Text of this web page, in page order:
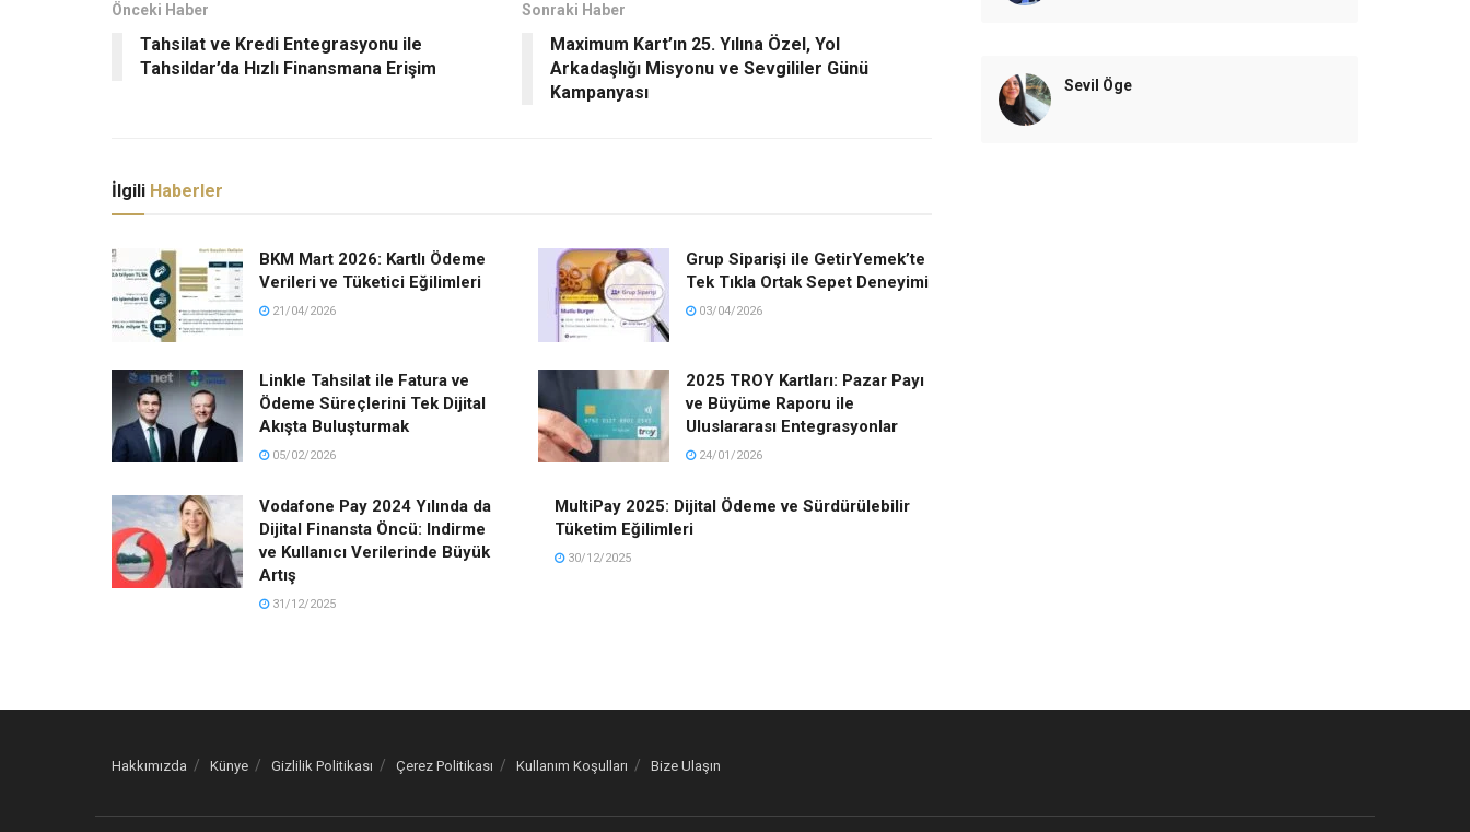
Önceki Haber
Tahsilat ve Kredi Entegrasyonu ile
Tahsildar’da Hızlı Finansmana Erişim
Sonraki Haber
Maximum Kart’ın 25. Yılına Özel, Yol
Arkadaşlığı Misyonu ve Sevgililer Günü
Kampanyası
İlgili Haberler
BKM Mart 2026: Kartlı Ödeme
Verileri ve Tüketici Eğilimleri
21/04/2026
Grup Siparişi ile GetirYemek’te
Tek Tıkla Ortak Sepet Deneyimi
03/04/2026
Linkle Tahsilat ile Fatura ve
Ödeme Süreçlerini Tek Dijital
Akışta Buluşturmak
05/02/2026
2025 TROY Kartları: Pazar Payı
ve Büyüme Raporu ile
Uluslararası Entegrasyonlar
24/01/2026
Vodafone Pay 2024 Yılında da
Dijital Finansta Öncü: Indirme
ve Kullanıcı Verilerinde Büyük
Artış
31/12/2025
MultiPay 2025: Dijital Ödeme ve Sürdürülebilir
Tüketim Eğilimleri
30/12/2025
Sevil Öge
Hakkımızda Künye Gizlilik Politikası Çerez Politikası Kullanım Koşulları Bize Ulaşın